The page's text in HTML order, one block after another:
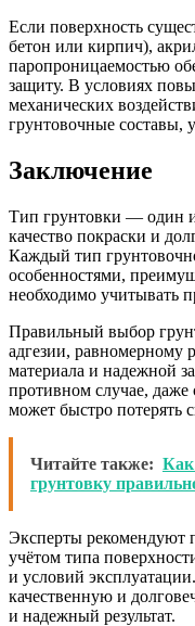
Если поверхность
бетон или кирпич),
паропроницаемостью
защиту. В условиях
механических
грунтовочные составы,
Заключение
Тип грунтовки — один
качество покраски и
Каждый тип
особенностями,
необходимо учитывать
Правильный выбор
адгезии, равномерному
материала и надежной
противном случае,
может быстро потерять
Читайте также: Как
грунтовку
Эксперты рекомендуют
учётом типа
и условий
качественную и
и надежный результат.